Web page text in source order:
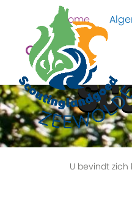
Home
U bevindt zich